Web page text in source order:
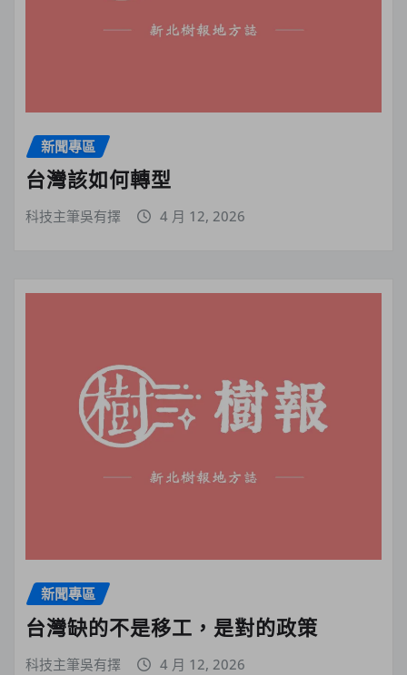
新聞專區
台灣該如何轉型
科技主筆吳有擇 4 月 12, 2026
新聞專區
台灣缺的不是移工，是對的政策
科技主筆吳有擇 4 月 12, 2026